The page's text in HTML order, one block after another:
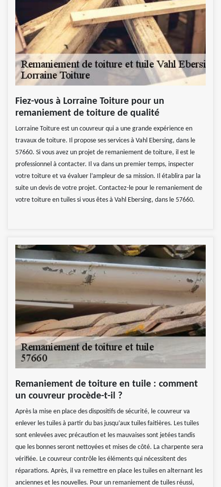
Fiez-vous à Lorraine Toiture pour un
remaniement de toiture de qualité
Lorraine Toiture est un couvreur qui a une grande expérience en
travaux de toiture. Il propose ses services à Vahl Ebersing, dans le
57660. Si vous avez un projet de remaniement de toiture, il est le
professionnel à contacter. Il va dans un premier temps, inspecter
votre toiture et va évaluer l’ampleur de sa mission. Il établira par la
suite un devis de votre projet. Contactez-le pour le remaniement de
votre toiture en tuiles si vous êtes à Vahl Ebersing, dans le 57660.
Remaniement de toiture en tuile : comment
un couvreur procède-t-il ?
Après la mise en place des dispositifs de sécurité, le couvreur va
enlever les tuiles à partir du bas jusqu’aux tuiles faitières. Les tuiles
sont enlevées avec précaution et les mauvaises sont jetées tandis
que les bonnes seront nettoyées et mises de côté. La charpente sera
vérifiée. Le couvreur contrôle les éléments qui nécessitent des
réparations. Après, il va remettre en place les tuiles en alternant les
anciennes et les nouvelles. Pour un remaniement de tuiles réussi,